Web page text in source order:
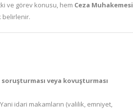
ve görev konusu, hem Ceza Muhakemesi
belirlenir.
veya kovuşturması
idari makamların (valilik, emniyet,